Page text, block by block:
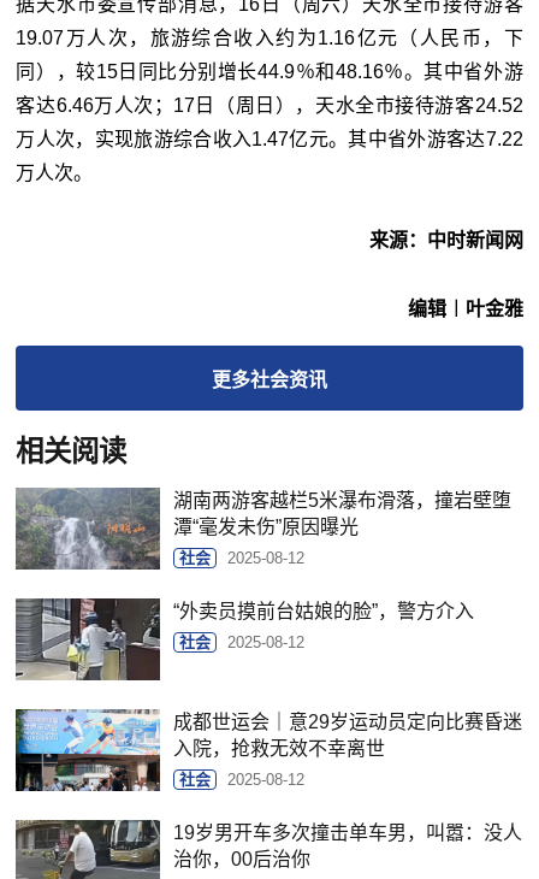
19.07万人次，旅游综合收入约为1.16亿元（人民币，下
同），较15日同比分别增长44.9％和48.16％。其中省外游
客达6.46万人次；17日（周日），天水全市接待游客24.52
万人次，实现旅游综合收入1.47亿元。其中省外游客达7.22
万人次。
来源：中时新闻网
编辑︱叶金雅
更多社会资讯
相关阅读
湖南两游客越栏5米瀑布滑落，撞岩壁堕
潭“毫发未伤”原因曝光
社会 2025-08-12
“外卖员摸前台姑娘的脸”，警方介入
社会 2025-08-12
成都世运会｜意29岁运动员定向比赛昏迷
入院，抢救无效不幸离世
社会 2025-08-12
19岁男开车多次撞击单车男，叫嚣：没人
治你，00后治你